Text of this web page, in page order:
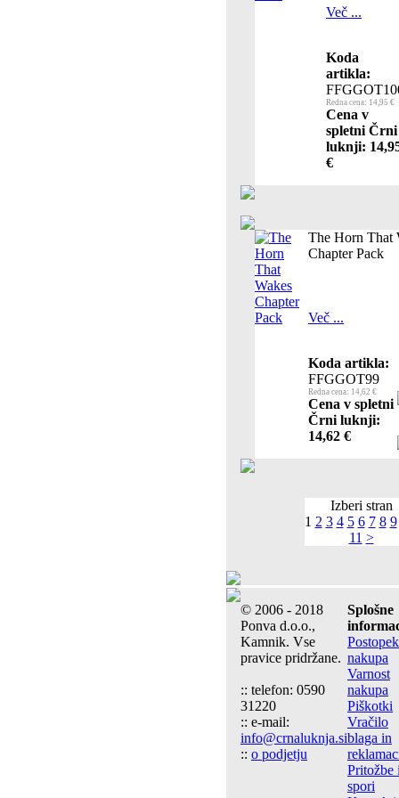
Več ...
Koda
artikla:
Redna cena: 14,95 €
Cena v
spletni Črni
luknji:
€
The Horn That
Chapter Pack
Več ...
Koda artikla:
FFGGOT99
Redna cena: 14,62 €
Cena v spletni
Črni luknji:
14,62 €
Izberi stran
1 2 3 4 5 6 7 8 9
11 >
© 2006 - 2018
Ponva d.o.o.,
Kamnik. Vse
pravice pridržane.
:: telefon: 0590
31220
:: e-mail:
info@crnaluknja.si
:: o podjetju
Splošne
Postopek
nakupa
Varnost
nakupa
Piškotki
Vračilo
blaga in
Pritožbe
spori